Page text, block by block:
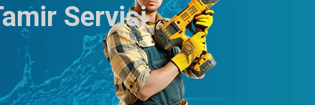
Servisi